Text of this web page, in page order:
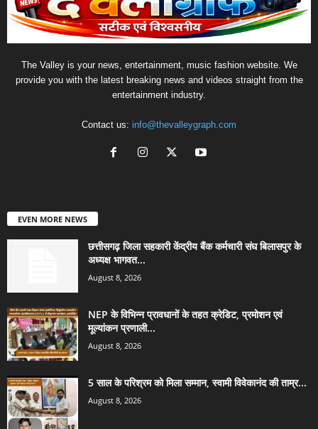
The Valley is your news, entertainment, music fashion website. We
provide you with the latest breaking news and videos straight from the
entertainment industry.
Contact us: info@thevalleygraph.com
EVEN MORE NEWS
छत्तीसगढ़ जिला सहकारी केंद्रीय बैंक कर्मचारी संघ बिलासपुर के
अध्यक्ष भागवत...
August 8, 2026
NEP के विभिन्न प्रावधानों के तहत क्रेडिट, प्रमोशन एवं
मूल्यांकन प्रणाली...
August 8, 2026
5 साल के परिश्रम को मिला सम्मान, स्वामी विवेकानंद की ताम्र...
August 8, 2026